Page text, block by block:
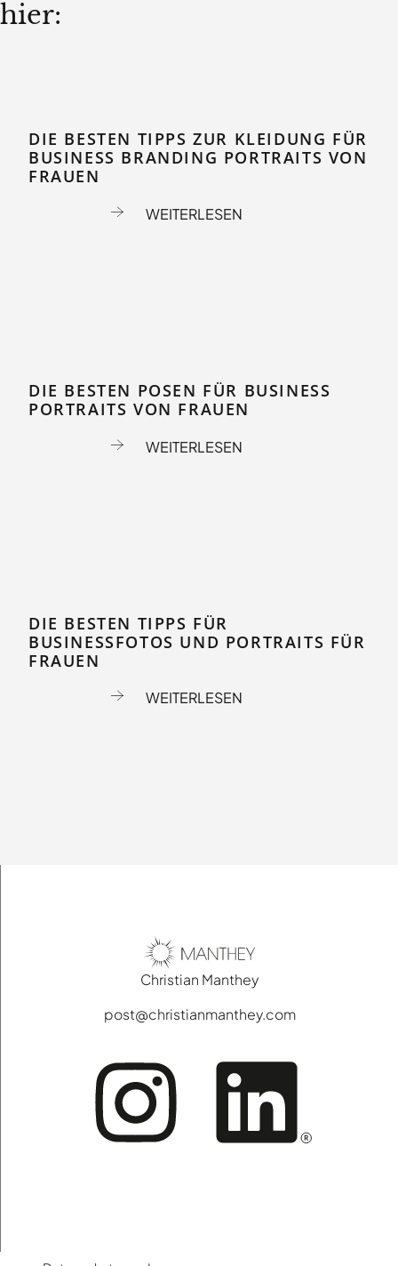
hier:
DIE BESTEN TIPPS ZUR KLEIDUNG FÜR
BUSINESS BRANDING PORTRAITS VON
FRAUEN
WEITERLESEN
DIE BESTEN POSEN FÜR BUSINESS
PORTRAITS VON FRAUEN
WEITERLESEN
DIE BESTEN TIPPS FÜR
BUSINESSFOTOS UND PORTRAITS FÜR
FRAUEN
WEITERLESEN
Christian Manthey
post­@­christianmanthey­.com